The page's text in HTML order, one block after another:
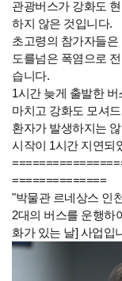
관광버스가 강화도
하지 않은 것입니다.
초고령의 참가자들
도를넘은 폭염으로
습니다.
1시간 늦게 출발한
마치고 강화도 모셔
환자가 발생하지는
시작이 1시간 지연되
==============
"박물관 르네상스 인
2대의 버스를 운행하
화가 있는 날] 사업입